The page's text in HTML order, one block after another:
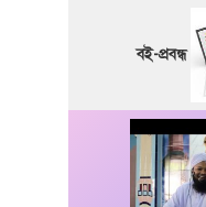
বই-প্রবন্ধ